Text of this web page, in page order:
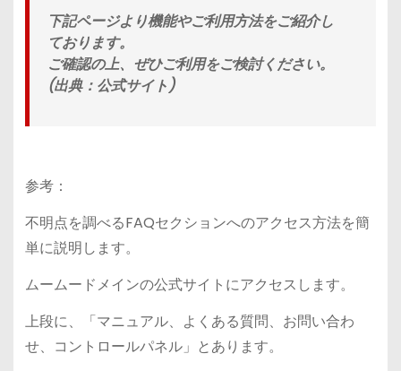
下記ページより機能やご利用方法をご紹介し
ております。
ご確認の上、ぜひご利用をご検討ください。
(出典：公式サイト)
参考：
不明点を調べるFAQセクションへのアクセス方法を簡
単に説明します。
ムームードメインの公式サイトにアクセスします。
上段に、「マニュアル、よくある質問、お問い合わ
せ、コントロールパネル」とあります。